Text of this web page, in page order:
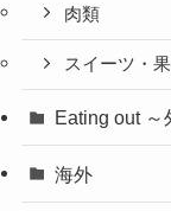
肉類
スイーツ・
Eating out ～
海外